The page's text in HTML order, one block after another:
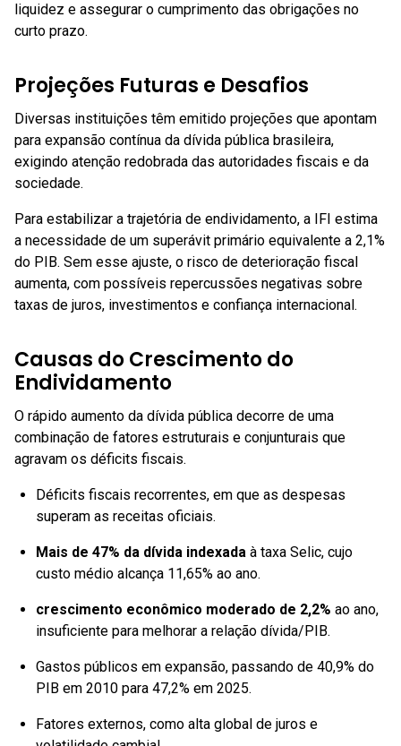
liquidez e assegurar o cumprimento das obrigações no
curto prazo.
Projeções Futuras e Desafios
Diversas instituições têm emitido projeções que apontam
para expansão contínua da dívida pública brasileira,
exigindo atenção redobrada das autoridades fiscais e da
sociedade.
Para estabilizar a trajetória de endividamento, a IFI estima
a necessidade de um superávit primário equivalente a 2,1%
do PIB. Sem esse ajuste, o risco de deterioração fiscal
aumenta, com possíveis repercussões negativas sobre
taxas de juros, investimentos e confiança internacional.
Causas do Crescimento do
Endividamento
O rápido aumento da dívida pública decorre de uma
combinação de fatores estruturais e conjunturais que
agravam os déficits fiscais.
Déficits fiscais recorrentes, em que as despesas
superam as receitas oficiais.
Mais de 47% da dívida indexada à taxa Selic, cujo
custo médio alcança 11,65% ao ano.
crescimento econômico moderado de 2,2% ao ano,
insuficiente para melhorar a relação dívida/PIB.
Gastos públicos em expansão, passando de 40,9% do
PIB em 2010 para 47,2% em 2025.
Fatores externos, como alta global de juros e